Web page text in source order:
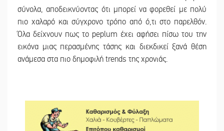
σύνολα, αποδεικνύοντας ότι μπορεί να φορεθεί με πολύ
πιο χαλαρό και σύγχρονο τρόπο από ό,τι στο παρελθόν.
Όλα δείχνουν πως το peplum έχει αφήσει πίσω του την
εικόνα μιας περασμένης τάσης και διεκδικεί ξανά θέση
ανάμεσα στα πιο δημοφιλή trends της χρονιάς.